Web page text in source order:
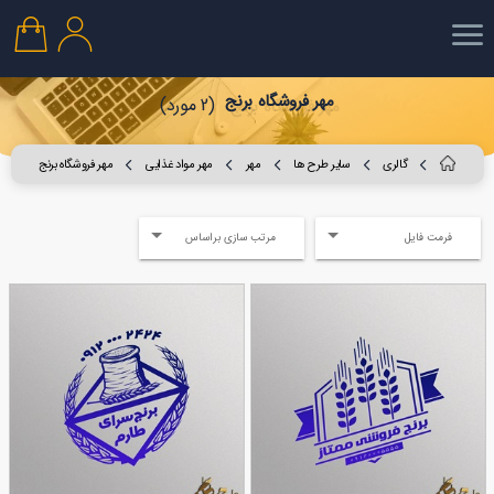
مهر فروشگاه برنج (2 مورد)
گالری سایر طرح ها مهر مهر مواد غذایی مهر فروشگاه برنج
فرمت فایل مرتب سازی براساس